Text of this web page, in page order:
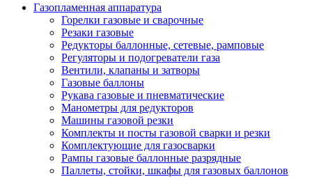
Газопламенная аппаратура
Горелки газовые и сварочные
Резаки газовые
Редукторы баллонные, сетевые, рамповые
Регуляторы и подогреватели газа
Вентили, клапаны и затворы
Газовые баллоны
Рукава газовые и пневматические
Манометры для редукторов
Машины газовой резки
Комплекты и посты газовой сварки и резки
Комплектующие для газосварки
Рампы газовые баллонные разрядные
Паллеты, стойки, шкафы для газовых баллонов